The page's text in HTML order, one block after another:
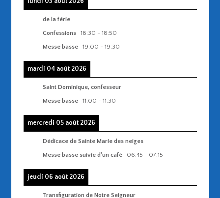
de la férie
Confessions
18:30 - 18:50
Messe basse
19:00 - 19:30
mardi 04 août 2026
Saint Dominique, confesseur
Messe basse
11:00 - 11:30
mercredi 05 août 2026
Dédicace de Sainte Marie des neiges
Messe basse suivie d'un café
06:45 - 07:15
jeudi 06 août 2026
Transfiguration de Notre Seigneur